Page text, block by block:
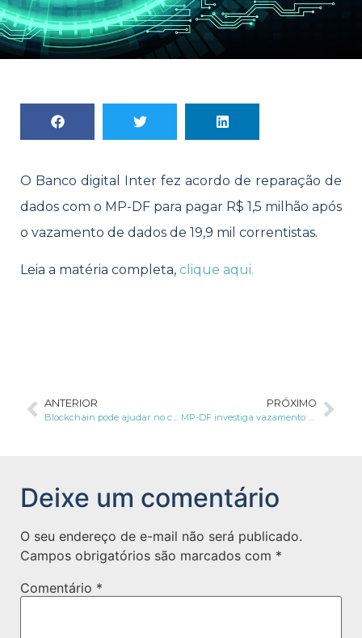
O Banco digital Inter fez acordo de reparação de
dados com o MP-DF para pagar R$ 1,5 milhão após
o vazamento de dados de 19,9 mil correntistas.
Leia a matéria completa, clique aqui.
ANTERIOR PRÓXIMO
Deixe um comentário
O seu endereço de e-mail não será publicado.
Campos obrigatórios são marcados com *
Comentário *